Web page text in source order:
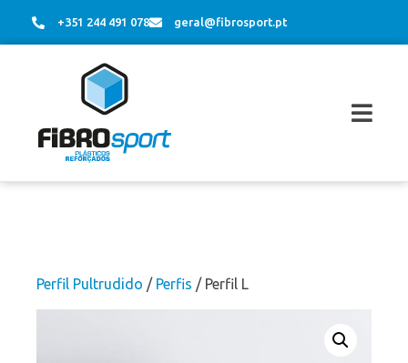
+351 244 491 078 geral@fibrosport.pt
Perfil Pultrudido / Perfis / Perfil L